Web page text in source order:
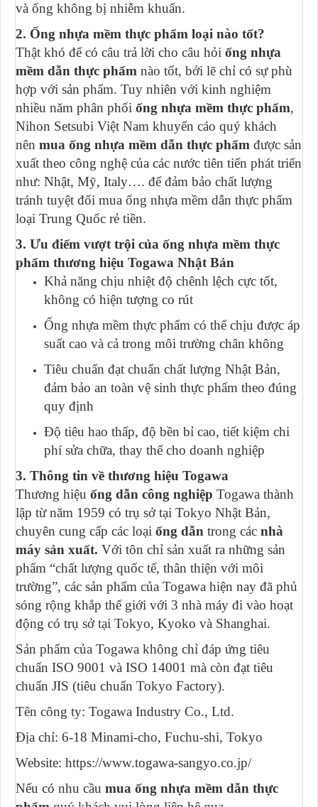
và ống không bị nhiễm khuẩn.
2. Ống nhựa mềm thực phẩm loại nào tốt?
Thật khó để có câu trả lời cho câu hỏi ống nhựa
mềm dẫn thực phẩm nào tốt, bởi lẽ chỉ có sự phù
hợp với sản phẩm. Tuy nhiên với kinh nghiệm
nhiều năm phân phối ống nhựa mềm thực phẩm,
Nihon Setsubi Việt Nam khuyến cáo quý khách
nên mua ống nhựa mềm dẫn thực phẩm được sản
xuất theo công nghệ của các nước tiên tiến phát triển
như: Nhật, Mỹ, Italy…. để đảm bảo chất lượng
tránh tuyệt đối mua ống nhựa mềm dẫn thực phẩm
loại Trung Quốc rẻ tiền.
3. Ưu điểm vượt trội của ống nhựa mềm thực
phẩm thương hiệu Togawa Nhật Bản
Khả năng chịu nhiệt độ chênh lệch cực tốt,
không có hiện tượng co rút
Ống nhựa mềm thực phẩm có thể chịu được áp
suất cao và cả trong môi trường chân không
Tiêu chuẩn đạt chuẩn chất lượng Nhật Bản,
đảm bảo an toàn vệ sinh thực phẩm theo đúng
quy định
Độ tiêu hao thấp, độ bền bỉ cao, tiết kiệm chi
phí sửa chữa, thay thế cho doanh nghiệp
3. Thông tin về thương hiệu Togawa
Thương hiệu ống dẫn công nghiệp Togawa thành
lập từ năm 1959 có trụ sở tại Tokyo Nhật Bản,
chuyên cung cấp các loại ống dẫn trong các nhà
máy sản xuất. Với tôn chỉ sản xuất ra những sản
phẩm “chất lượng quốc tế, thân thiện với môi
trường”, các sản phẩm của Togawa hiện nay đã phủ
sóng rộng khắp thế giới với 3 nhà máy đi vào hoạt
động có trụ sở tại Tokyo, Kyoko và Shanghai.
Sản phẩm của Togawa không chỉ đáp ứng tiêu
chuẩn ISO 9001 và ISO 14001 mà còn đạt tiêu
chuẩn JIS (tiêu chuẩn Tokyo Factory).
Tên công ty: Togawa Industry Co., Ltd.
Địa chỉ: 6-18 Minami-cho, Fuchu-shi, Tokyo
Website: https://www.togawa-sangyo.co.jp/
Nếu có nhu cầu mua ống nhựa mềm dẫn thực